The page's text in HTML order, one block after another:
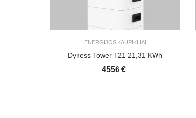
ENERGIJOS KAUPIKLIAI
Dyness Tower T21 21,31 KWh
4556 €